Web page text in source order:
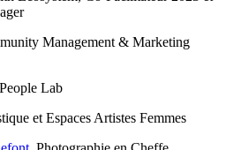
Management & Marketing
Lab
et Espaces Artistes Femmes